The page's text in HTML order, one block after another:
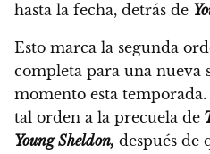
hasta la fecha, detrás de
Esto marca la segunda
completa para una nueva
momento esta
tal orden a la precuela de
Young Sheldon, después de